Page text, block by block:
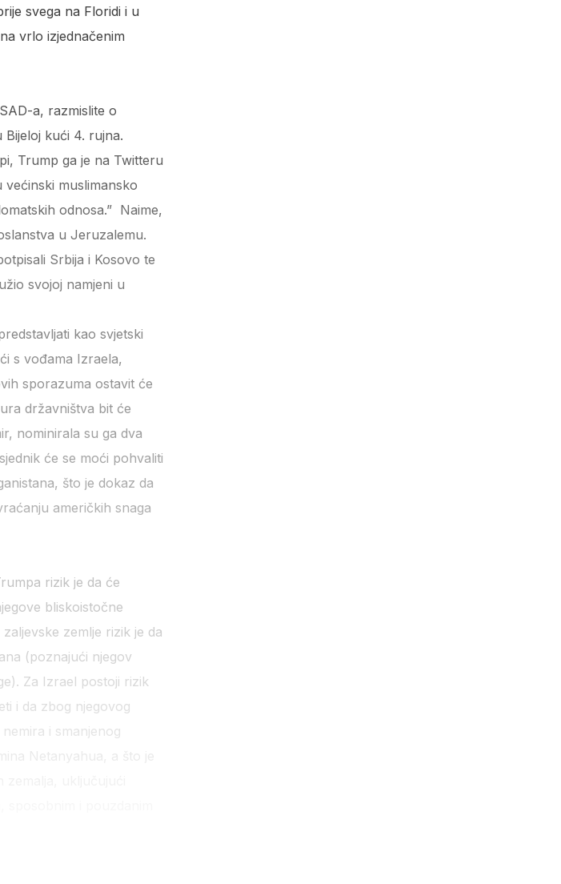
svega na Floridi i u
vrlo izjednačenim
a, razmislite o
kući 4. rujna.
Trump ga je na Twitteru
većinski muslimansko
odnosa.” Naime,
u Jeruzalemu.
Srbija i Kosovo te
svojoj namjeni u
kao svjetski
s vođama Izraela,
sporazuma ostavit će
državništva bit će
nominirala su ga dva
će se moći pohvaliti
što je dokaz da
američkih snaga
rizik je da će
bliskoistočne
zemlje rizik je da
(poznajući njegov
Za Izrael postoji rizik
i da zbog njegovog
i smanjenog